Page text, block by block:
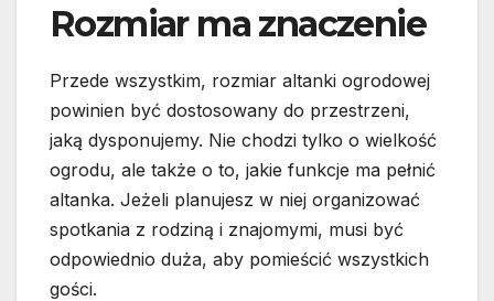
Rozmiar ma znaczenie
Przede wszystkim, rozmiar altanki ogrodowej
powinien być dostosowany do przestrzeni,
jaką dysponujemy. Nie chodzi tylko o wielkość
ogrodu, ale także o to, jakie funkcje ma pełnić
altanka. Jeżeli planujesz w niej organizować
spotkania z rodziną i znajomymi, musi być
odpowiednio duża, aby pomieścić wszystkich
gości.